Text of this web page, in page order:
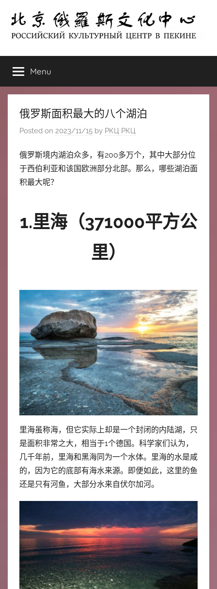
content
北
京
俄
罗
斯
文
中
ЦЕНТР
В
ПЕКИНЕ
Menu
俄罗斯面积最大的八个湖泊
Posted on 2023/11/15 by РКЦ РКЦ
俄罗斯境内湖泊众多，有200多万个，其中大部分位
于西伯利亚和该国欧洲部分北部。那么，哪些湖泊面
积最大呢？
1.里海（371000平方公
里）
里海虽称海，但它实际上却是一个封闭的内陆湖，只
是面积非常之大，相当于1个德国。科学家们认为，
几千年前，里海和黑海同为一个水体。里海的水是咸
的，因为它的底部有海水来源。即便如此，这里的鱼
还是只有河鱼，大部分水来自伏尔加河。